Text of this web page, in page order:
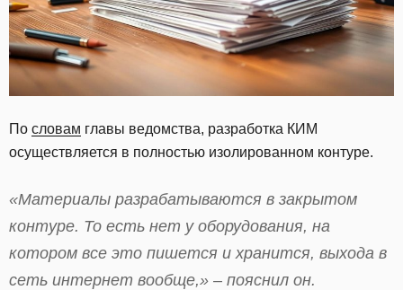
По словам главы ведомства, разработка КИМ
осуществляется в полностью изолированном контуре.
«Материалы разрабатываются в закрытом
контуре. То есть нет у оборудования, на
котором все это пишется и хранится, выхода в
сеть интернет вообще,» – пояснил он.